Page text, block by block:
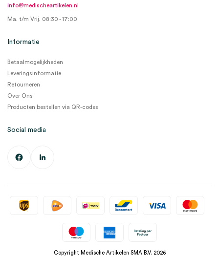
info@medischeartikelen.nl
Ma. t/m Vrij. 08:30 - 17:00
Informatie
Betaalmogelijkheden
Leveringsinformatie
Retourneren
Over Ons
Producten bestellen via QR-codes
Social media
Copyright Medische Artikelen SMA B.V. 2026